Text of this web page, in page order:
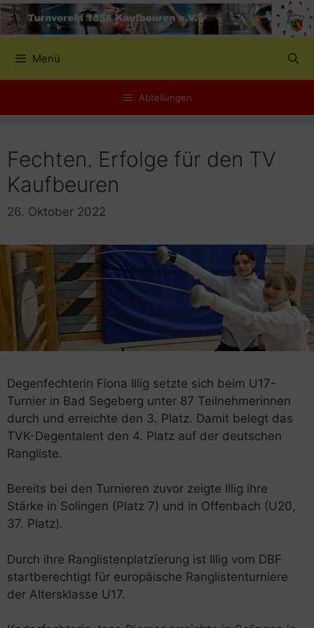
Zum
Inhalt
Menü
Abteilungen
Fechten. Erfolge für den TV
Kaufbeuren
26. Oktober 2022
Degenfechterin Fiona Illig setzte sich beim U17-
Turnier in Bad Segeberg unter 87 Teilnehmerinnen
durch und erreichte den 3. Platz. Damit belegt das
TVK-Degentalent den 4. Platz auf der deutschen
Rangliste.
Bereits bei den Turnieren zuvor zeigte Illig ihre
Stärke in Solingen (Platz 7) und in Offenbach (U20,
37. Platz).
Durch ihre Ranglistenplatzierung ist Illig vom DBF
startberechtigt für europäische Ranglistenturniere
der Altersklasse U17.